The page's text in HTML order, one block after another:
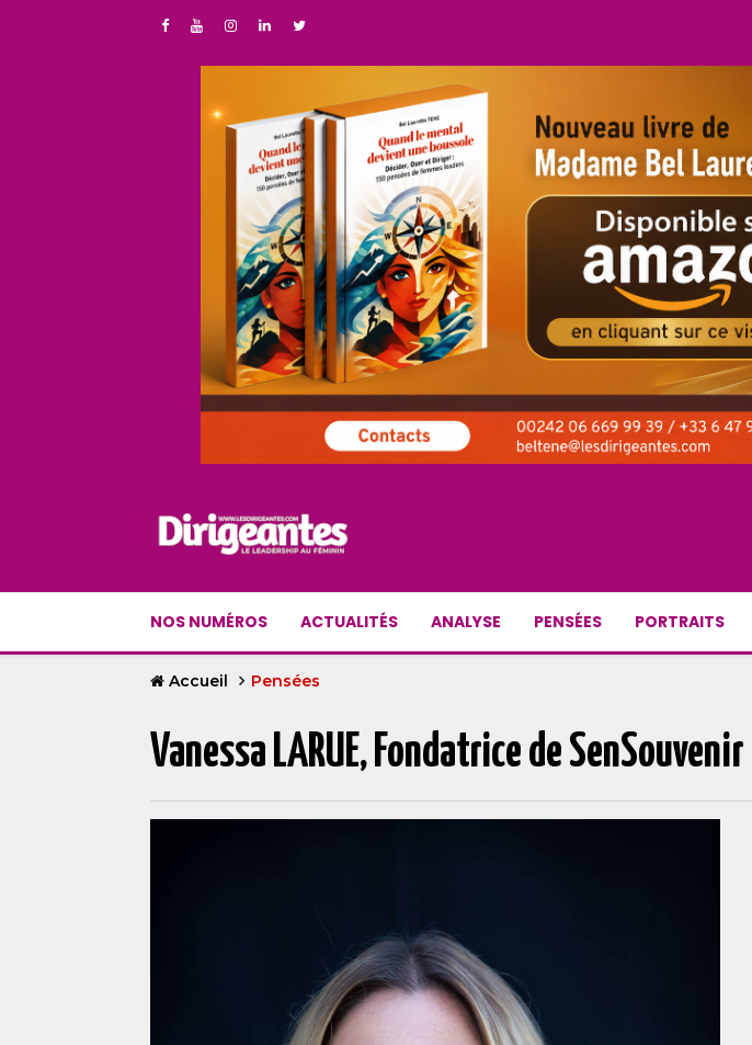
NOS NUMÉROS ACTUALITÉS ANALYSE PENSÉES PORTRAITS
Accueil Pensées
Vanessa LARUE, Fondatrice de SenSouvenir